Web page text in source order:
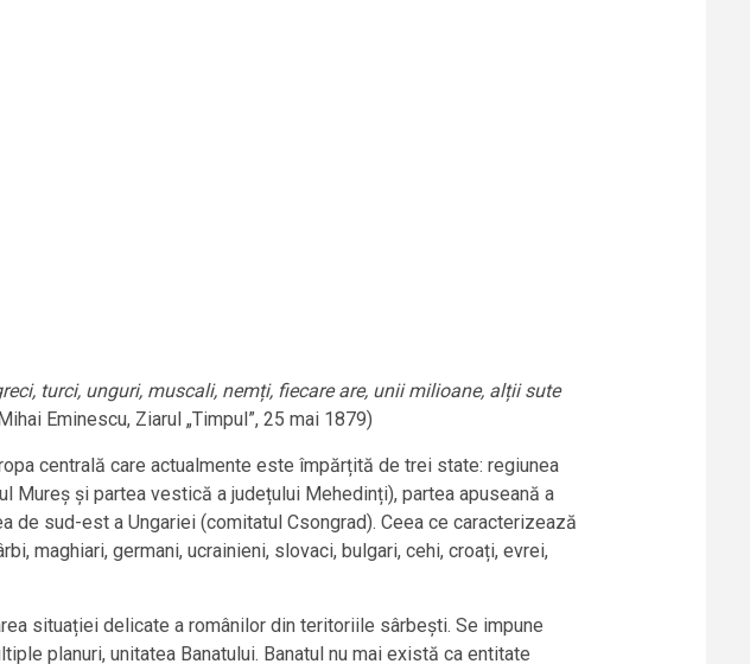
turci, unguri, muscali, nemți, fiecare are, unii milioane, alții sute
Eminescu, Ziarul „Timpul”, 25 mai 1879)
centrală care actualmente este împărțită de trei state: regiunea
Mureș și partea vestică a județului Mehedinți), partea apuseană a
sud-est a Ungariei (comitatul Csongrad). Ceea ce caracterizează
maghiari, germani, ucrainieni, slovaci, bulgari, cehi, croați, evrei,
situației delicate a românilor din teritoriile sârbești. Se impune
planuri, unitatea Banatului. Banatul nu mai există ca entitate